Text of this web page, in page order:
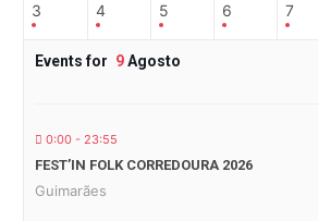
3 4 5 6 7
Events for 9Agosto
0:00 - 23:55
FEST’IN FOLK CORREDOURA 2026
Guimarães